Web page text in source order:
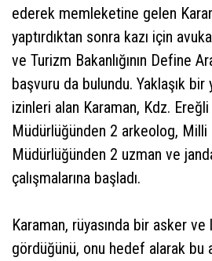
ederek memleketine gelen
yaptırdıktan sonra kazı için
ve Turizm Bakanlığının Define
başvuru da bulundu. Yaklaşık bir
izinleri alan Karaman, Kdz.
Müdürlüğünden 2 arkeolog, Milli
Müdürlüğünden 2 uzman ve
çalışmalarına başladı.
Karaman, rüyasında bir asker
gördüğünü, onu hedef alarak bu